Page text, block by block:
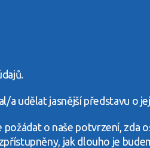
a udělat jasnější představu o
o naše potvrzení, zda
jak dlouho je